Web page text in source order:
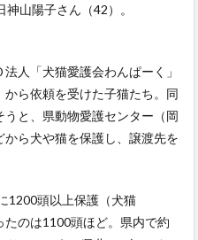
神山陽子さん（42）。
人「犬猫愛護会わんぱーく」
から依頼を受けた子猫たち。同
と、県動物愛護センター（岡
ら犬や猫を保護し、譲渡先を
1200頭以上保護（犬猫
のは1100頭ほど。県内で約